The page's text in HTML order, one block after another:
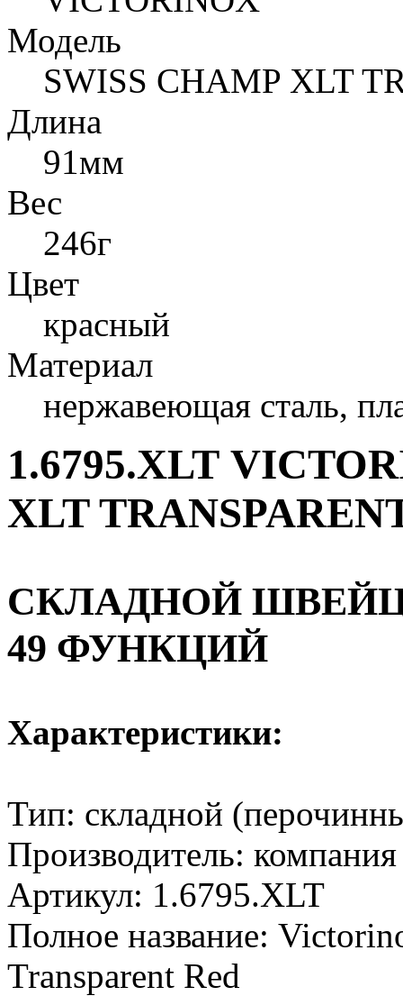
Модель
SWISS CHAMP XLT
Длина
91мм
Вес
246г
Цвет
красный
Материал
нержавеющая сталь,
1.6795.XLT
XLT
СКЛАДНОЙ
49 ФУНКЦИЙ
Характеристики:
Тип: складной
Производитель:
Артикул: 1.6795.XLT
Полное название:
Transparent Red